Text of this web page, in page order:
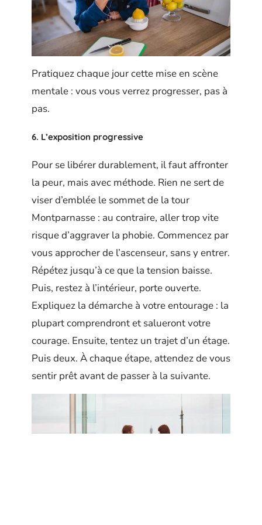
Pratiquez chaque jour cette mise en scène
mentale : vous vous verrez progresser, pas à
pas.
6. L’exposition progressive
Pour se libérer durablement, il faut affronter
la peur, mais avec méthode. Rien ne sert de
viser d’emblée le sommet de la tour
Montparnasse : au contraire, aller trop vite
risque d’aggraver la phobie. Commencez par
vous approcher de l’ascenseur, sans y entrer.
Répétez jusqu’à ce que la tension baisse.
Puis, restez à l’intérieur, porte ouverte.
Expliquez la démarche à votre entourage : la
plupart comprendront et salueront votre
courage. Ensuite, tentez un trajet d’un étage.
Puis deux. À chaque étape, attendez de vous
sentir prêt avant de passer à la suivante.